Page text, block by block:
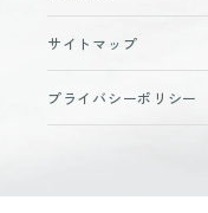
サイトマップ
プライバシーポリシー